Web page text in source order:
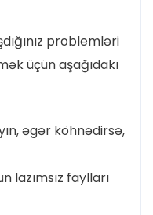
problemləri
üçün aşağıdakı
əgər köhnədirsə,
lazımsız faylları